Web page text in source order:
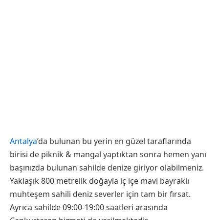
Antalya‘da bulunan bu yerin en güzel taraflarında
birisi de piknik & mangal yaptıktan sonra hemen yanı
başınızda bulunan sahilde denize giriyor olabilmeniz.
Yaklaşık 800 metrelik doğayla iç içe mavi bayraklı
muhteşem sahili deniz severler için tam bir fırsat.
Ayrıca sahilde 09:00-19:00 saatleri arasında